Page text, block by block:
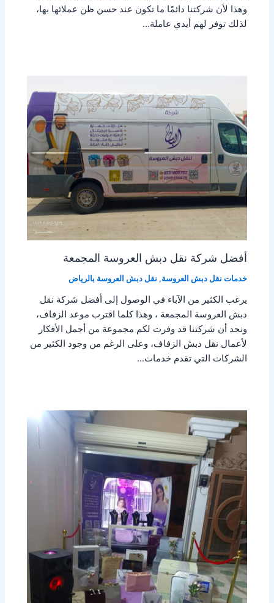
وهذا لأن شركتنا دائمًا ما تكون عند حسن ظن عملائها بها،
لذلك توفر لهم أيدي عاملة…
أفضل شركة نقل دبش العروسة المجمعة
خدمات نقل دبش العروسة, نقل دبش العروسة بالرياض
يرغب الكثير من الآباء في الوصول إلى أفضل شركة نقل
دبش العروسة المجمعة ، وهذا كلما اقترب موعد الزفاف،
ونجد أن شركتنا قد وفرت لكم مجموعة من أجمل الأفكار
لأعمال نقل دبش الزفاف، وعلى الرغم من وجود الكثير من
الشركات التي تقدم خدمات…